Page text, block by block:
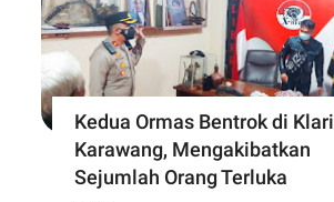
Kedua Ormas Bentrok di Klari
Karawang, Mengakibatkan
Sejumlah Orang Terluka